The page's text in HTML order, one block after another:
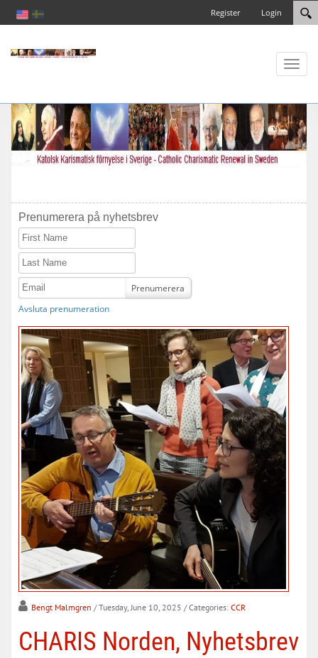
Login
Register
Toggle
Prenumerera på nyhetsbrev
First Name
Last Name
Email
Prenumerera
Avsluta prenumeration
Bengt Malmgren / Tuesday, June 10, 2025 / Categories: CCR
CHARIS Norden, Nyhetsbrev